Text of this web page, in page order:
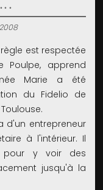
est respectée
Poulpe, apprend
Marie a été
du Fidelio de
d'un entrepreneur
à l'intérieur. Il
y voir des
jusqu'à la